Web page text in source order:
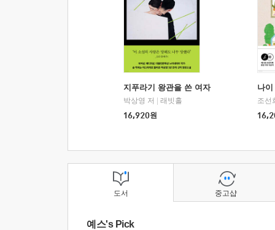
지푸라기 왕관을 쓴 여자
박상영 저
래빗홀
16,920원
나
조선
도서
예스's Pick
중고샵